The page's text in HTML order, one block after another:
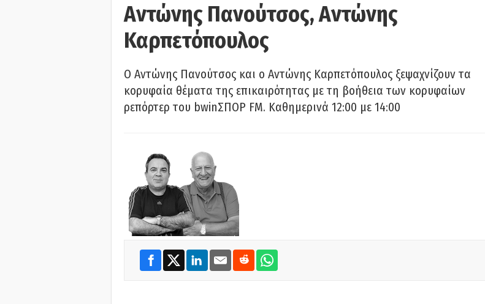
Αντώνης Πανούτσος, Αντώνης
Καρπετόπουλος
Ο Αντώνης Πανούτσος και ο Αντώνης Καρπετόπουλος ξεψαχνίζουν τα
κορυφαία θέματα της επικαιρότητας με τη βοήθεια των κορυφαίων
ρεπόρτερ του bwinΣΠΟΡ FM. Καθημερινά 12:00 με 14:00